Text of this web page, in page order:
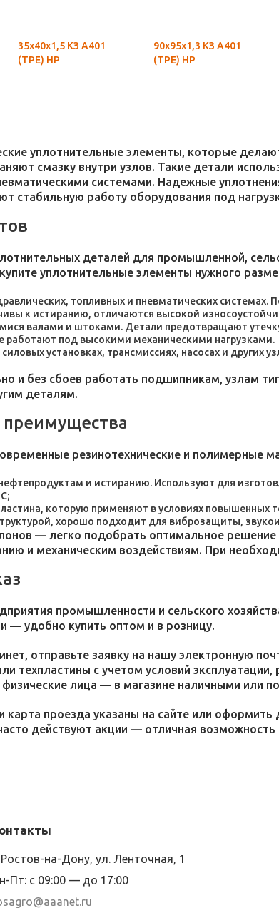
35х40х1,5 КЗ А401
(ТРЕ) НР
90х95х1,3 КЗ А401
(ТРЕ) НР
уплотнительные элементы, которые
смазку внутри узлов. Такие детали
системами. Надежные
стабильную работу оборудования под
деталей для промышленной,
уплотнительные элементы нужного
топливных и пневматических
к истиранию, отличаются высокой
валами и штоками. Детали предотвращают
под высокими механическими нагрузками.
установках, трансмиссиях, насосах и других
и без сбоев работать подшипникам, узлам
деталям.
резинотехнические и полимерные
и истиранию. Используют для
которую применяют в условиях повышенных
хорошо подходит для виброзащиты,
— легко подобрать оптимальное решение
и механическим воздействиям. При
промышленности и сельского
— удобно купить оптом и в розницу.
отправьте заявку на нашу электронную
техпластины с учетом условий
лица — в магазине наличными или
проезда указаны на сайте или оформить
действуют акции — отличная
Ростов-на-Дону, ул. Ленточная, 1
Пт: с 09:00 — до 17:00